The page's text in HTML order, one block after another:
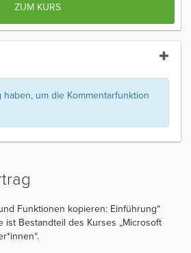
ZUM KURS
haben, um die Kommentarfunktion
Funktionen kopieren: Einführung“
ist Bestandteil des Kurses „Microsoft